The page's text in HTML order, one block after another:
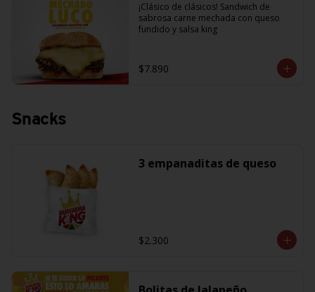
¡Clásico de clásicos! Sandwich de
sabrosa carne mechada con queso
fundido y salsa king
$7.890
Snacks
3 empanaditas de queso
$2.300